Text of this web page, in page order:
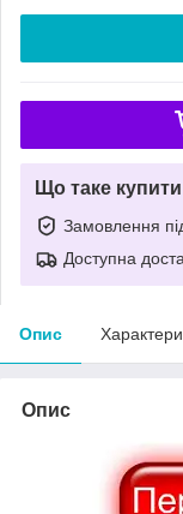
Що таке
Замовлення
Доступна
Опис
Опис